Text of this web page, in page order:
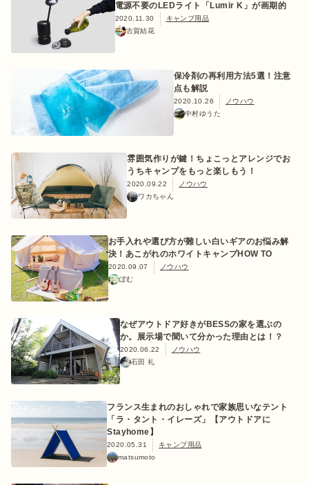
電源不要のLEDライト「Lumir K」が画期的
2020.11.30
キャンプ用品
古賀結花
保冷剤の再利用方法5選！注意
点も解説
2020.10.26
ノウハウ
中村ゆうた
雰囲気作りが鍵！ちょこっとアレンジでお
うちキャンプをもっと楽しもう！
2020.09.22
ノウハウ
ワカちゃん
お手入れや選び方が難しい白いギアのお悩み解
決！あこがれのホワイトキャンプHOW TO
2020.09.07
ノウハウ
ぽむ
なぜアウトドア好きがBESSの家を選ぶの
か。展示場で聞いて分かった理由とは！？
2020.06.22
ノウハウ
石田 礼
フランス生まれのおしゃれで家族思いなテント
「ラ・タント・イレーズ」【アウトドアに
Stayhome】
2020.05.31
キャンプ用品
matsumoto